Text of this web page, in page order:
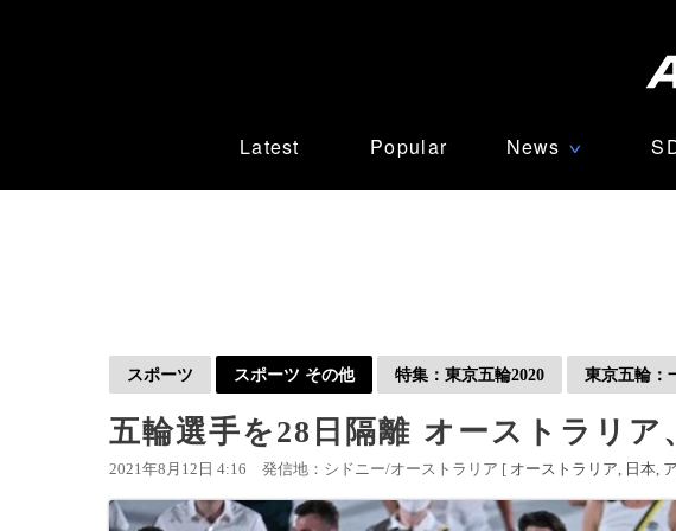
Latest Popular News ∨
スポーツ スポーツ その他 特集：東京五輪2020 東京五輪：
五輪選手を28日隔離 オーストラリア
2021年8月12日 4:16 発信地：シドニー/オーストラリア [ オーストラリア 日本